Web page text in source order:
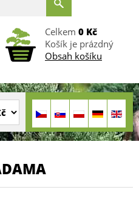
Celkem 0 Kč
Košík je prázdný
Obsah košíku